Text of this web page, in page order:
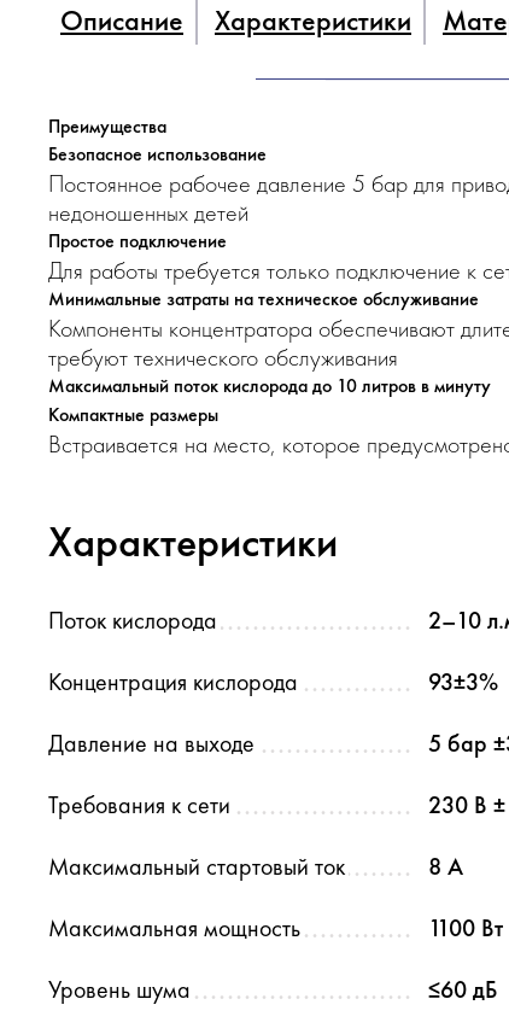
Описание Характеристики
Преимущества
Безопасное использование
Постоянное рабочее давление 5 бар для
недоношенных детей
Простое подключение
Для работы требуется только подключение к
Минимальные затраты на техническое обслуживание
Компоненты концентратора обеспечивают
требуют технического обслуживания
Максимальный поток кислорода до 10 литров в минуту
Компактные размеры
Встраивается на место, которое
Характеристики
Поток кислорода
2–10
Концентрация кислорода
93±3%
Давление на выходе
5 бар
Требования к сети
230 В
Максимальный стартовый ток
8 А
Максимальная мощность
1100 Вт
Уровень шума
≤60 дБ